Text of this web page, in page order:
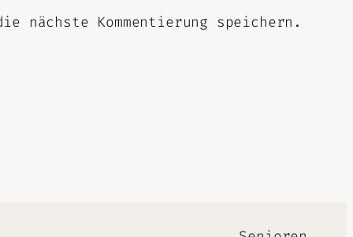
nächste Kommentierung speichern.